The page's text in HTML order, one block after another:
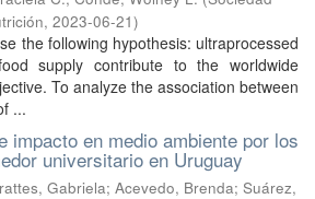
, 2023-06-21)
the following hypothesis: ultraprocessed
supply contribute to the worldwide
To analyze the association between
...
impacto en medio ambiente por los
universitario en Uruguay
Gabriela; Acevedo, Brenda; Suárez,